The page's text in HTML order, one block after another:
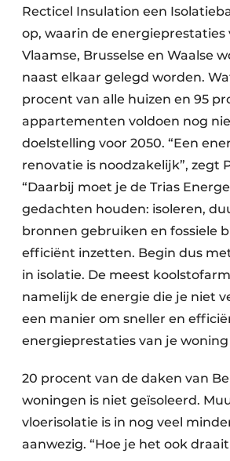
Recticel Insulation een
op, waarin de
Vlaamse, Brusselse en Waalse
naast elkaar gelegd worden.
procent van alle huizen en 95
appartementen voldoen nog
doelstelling voor 2050. “Een
renovatie is noodzakelijk”, zegt
“Daarbij moet je de Trias
gedachten houden: isoleren,
bronnen gebruiken en fossiele
efficiënt inzetten. Begin dus
in isolatie. De meest
namelijk de energie die je niet
een manier om sneller en
energieprestaties van je
20 procent van de daken van
woningen is niet geïsoleerd.
vloerisolatie is in nog veel
aanwezig. “Hoe je het ook